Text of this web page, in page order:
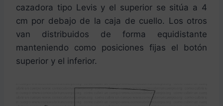
cazadora tipo Levis y el superior se sitúa a 4
cm por debajo de la caja de cuello. Los otros
van distribuidos de forma equidistante
manteniendo como posiciones fijas el botón
superior y el inferior.